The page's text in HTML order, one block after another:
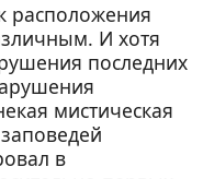
расположения
И хотя
последних
мистическая
в